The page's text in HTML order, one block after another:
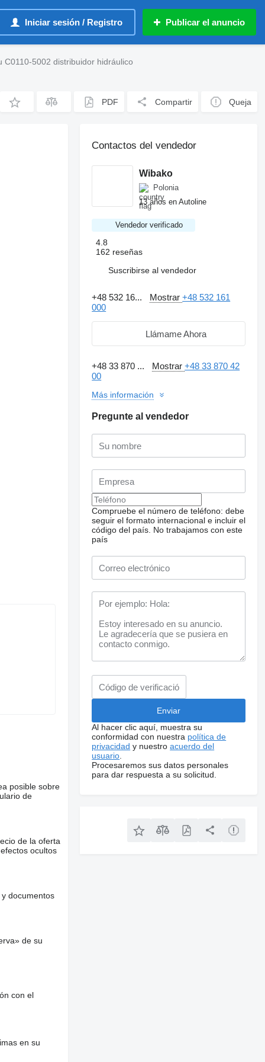
Iniciar sesión / Registro Publicar el anuncio
C0110-5002 distribuidor hidráulico
PDF Compartir Queja
posible sobre
de
de la oferta
ocultos
documentos
de su
con el
en su
Contactos del vendedor
Wibako
Polonia
13 años en Autoline
Vendedor verificado
4.8
162 reseñas
Suscribirse al vendedor
+48 532 16... Mostrar+48 532 161
000
Llámame Ahora
+48 33 870 ... Mostrar+48 33 870 42
00
Más información
Pregunte al vendedor
Compruebe el número de teléfono: debe
seguir el formato internacional e incluir el
código del país. No trabajamos con este
país
Al hacer clic aquí, muestra su
conformidad con nuestra política de
privacidad y nuestroacuerdo del
usuario
Procesaremos sus datos personales
para dar respuesta a su solicitud.